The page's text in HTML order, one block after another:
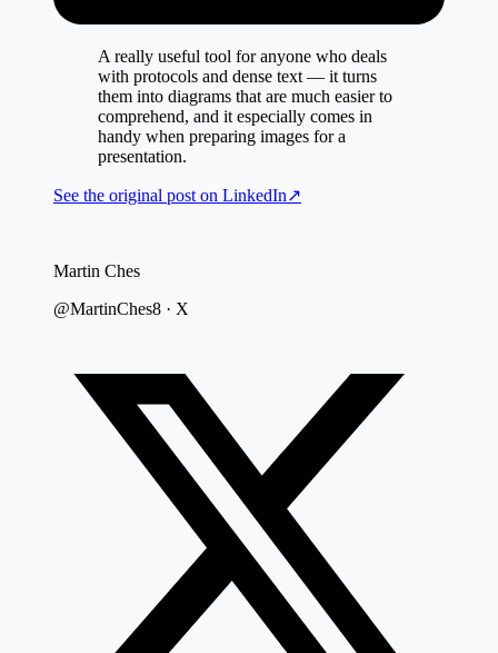
A really useful tool for anyone who deals
with protocols and dense text — it turns
them into diagrams that are much easier to
comprehend, and it especially comes in
handy when preparing images for a
presentation.
See the original post on LinkedIn↗
Martin Ches
@MartinChes8 · X